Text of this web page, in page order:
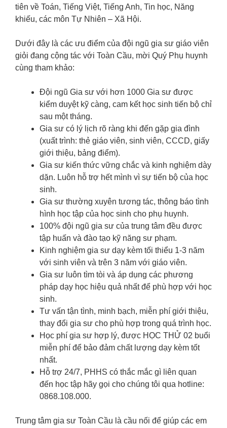
tiên về Toán, Tiếng Việt, Tiếng Anh, Tin học, Năng
khiếu, các môn Tự Nhiên – Xã Hội.
Dưới đây là các ưu điểm của đội ngũ gia sư giáo viên
giỏi đang cộng tác với Toàn Cầu, mời Quý Phụ huynh
cùng tham khảo:
Đội ngũ Gia sư với hơn 1000 Gia sư được
kiểm duyệt kỹ càng, cam kết học sinh tiến bộ chỉ
sau một tháng.
Gia sư có lý lịch rõ ràng khi đến gặp gia đình
(xuất trình: thẻ giáo viên, sinh viên, CCCD, giấy
giới thiệu, bảng điểm).
Gia sư kiến thức vững chắc và kinh nghiệm dày
dặn. Luôn hỗ trợ hết mình vì sự tiến bộ của học
sinh.
Gia sư thường xuyên tương tác, thông báo tình
hình học tập của học sinh cho phụ huynh.
100% đội ngũ gia sư của trung tâm đều được
tập huấn và đào tạo kỹ năng sư phạm.
Kinh nghiệm gia sư dạy kèm tối thiểu 1-3 năm
với sinh viên và trên 3 năm với giáo viên.
Gia sư luôn tìm tòi và áp dụng các phương
pháp dạy học hiệu quả nhất để phù hợp với học
sinh.
Tư vấn tận tình, minh bạch, miễn phí giới thiệu,
thay đổi gia sư cho phù hợp trong quá trình học.
Học phí gia sư hợp lý, được HỌC THỬ 02 buổi
miễn phí để bảo đảm chất lượng dạy kèm tốt
nhất.
Hỗ trợ 24/7, PHHS có thắc mắc gì liên quan
đến học tập hãy gọi cho chúng tôi qua hotline:
0868.108.000.
Trung tâm gia sư Toàn Cầu là cầu nối để giúp các em